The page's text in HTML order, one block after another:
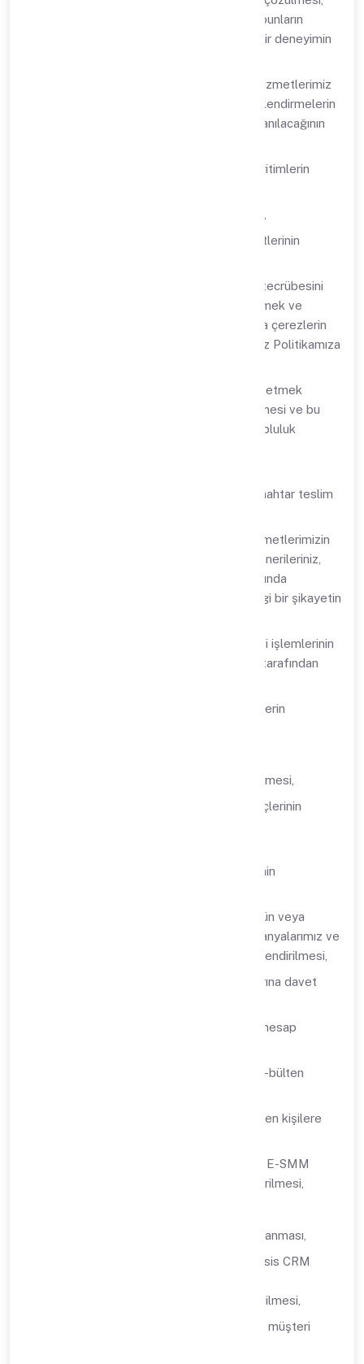
hata, sorun ve bugların tespit edilmesi, bunların
giderilmesi ve kullanıcılarımıza daha iyi bir deneyimin
Müşterilerimizin talebi üzerine ürün ve hizmetlerimiz
hakkında size gerekli eğitimlerin ve bilgilendirmelerin
verilebilmesi, programlarımızın nasıl kullanılacağının
Müşterilerimizin talebi üzerine ücretli eğitimlerin
Çağrı merkezi ve uzaktan destek hizmetlerinin
İnternet sitelerimizde ziyaretçilerimizin tecrübesini
iyileştirmek, talep ve sorunları tespit etmek ve
aramalarını hızlı sonuçlandırmak amacıyla çerezlerin
yönetilmesi. (Daha detaylı bilgi için Çerez Politikamıza
Ticari faaliyetlerimizi yürütmeye devam etmek
amacıyla iletişim bilgilerinizin güncellenmesi ve bu
güncel bilgilerinizin ilgili kurumlarımız, topluluk
Satış veya destek hizmetlerine gelen anahtar teslim
İş süreçlerinizi analiz ederek ürün ve hizmetlerimizin
süreçlerinize uygun hale getirilmesi ve önerileriniz,
istekleriniz ya da raporlarımız doğrultusunda
iyileştirilmesi, tarafınızca yapılan herhangi bir şikayetin
Yanlış ödeme yapanlara ödemenin iadesi işlemlerinin
yürütülmesi ve bu iadelerin Sipsis CRM tarafından
Müşteri memnuniyetine yönelik aktivitelerin
Kullanıcılarımızın deneyimlerinin iyileştirilmesi,
Sosyal medya ve kurumsal iletişim süreçlerinin
reklam/kampanya/promosyon süreçlerinin
Yeni ürün veya hizmetlerimiz, mevcut ürün veya
hizmetlerimizdeki değişiklikler ile kampanyalarımız ve
promosyonlarımız hakkında sizlerin bilgilendirilmesi,
Üçüncü kişilerin Sipsis CRM uygulamalarına davet
Müşterilerimizin kendi müşterileri adına hesap
Potansiyel ve mevcut müşterilerimize e-bülten
İnternet sitemiz üzerinden bilgi talep eden kişilere
E-fatura, e-arşiv, e-irsaliye, e-müstahsil, E-SMM
başvurularının alınması ve hizmetlerin verilmesi,
Müşterilere canlı destek hizmetinin sağlanması,
Müşterilerimizin cari kart açabilmesi, Sipsis CRM
güncelleyebilmesi, e-fatura hesabı açabilmesi,
Herhangi bir problem olması durumunda müşteri